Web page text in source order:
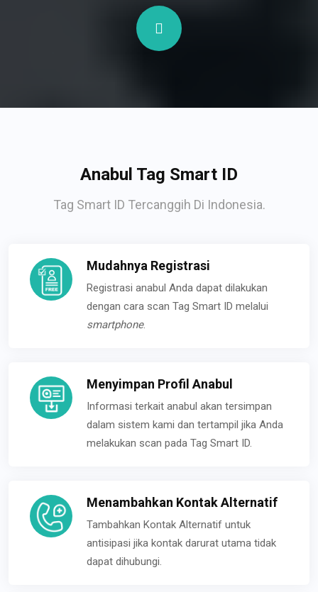
Anabul Tag Smart ID
Tag Smart ID Tercanggih Di Indonesia.
Mudahnya Registrasi
Registrasi anabul Anda dapat dilakukan
dengan cara scan Tag Smart ID melalui
smartphone.
Menyimpan Profil Anabul
Informasi terkait anabul akan tersimpan
dalam sistem kami dan tertampil jika Anda
melakukan scan pada Tag Smart ID.
Menambahkan Kontak Alternatif
Tambahkan Kontak Alternatif untuk
antisipasi jika kontak darurat utama tidak
dapat dihubungi.